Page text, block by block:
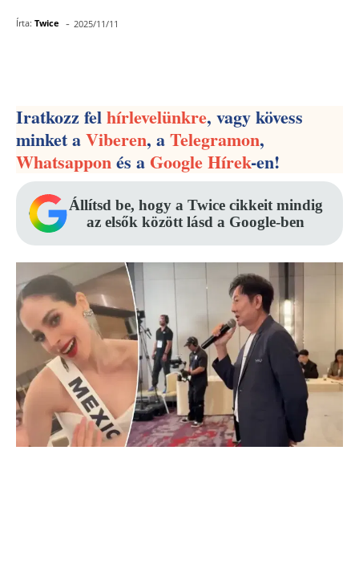
Írta: Twice - 2025/11/11
Iratkozz felhírlevelünkre, vagy kövess
minket aViberen, aTelegramon,
Whatsapponés aGoogle Hírek-en!
Állítsd be, hogy a Twice cikkeit mindig
az elsők között lásd a Google-ben